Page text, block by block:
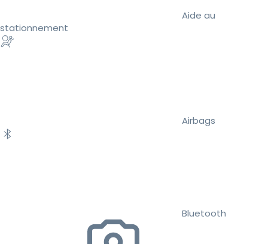
Aide au
stationnement
Airbags
Bluetooth